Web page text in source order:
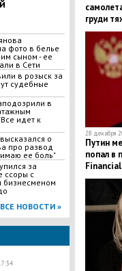
фото в белье
сыном - ее
в Сети
в розыск за
судебные
в
идет к
о
про развод
ее боль"
за
ссоры с
бизнесменом
ВСЕ НОВОСТИ »
груди
28 декабря
Путин
попал в